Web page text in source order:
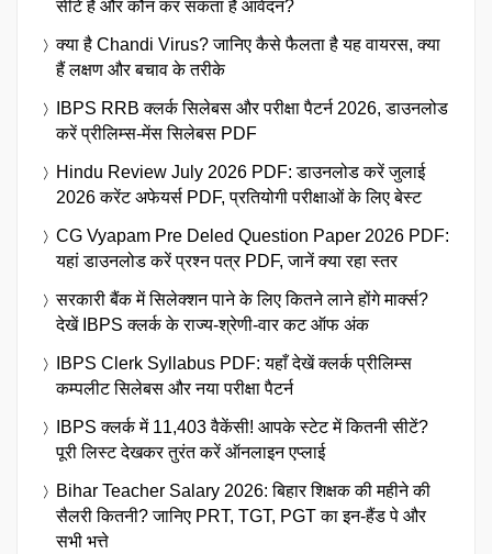
सीटें हैं और कौन कर सकता है आवेदन?
क्या है Chandi Virus? जानिए कैसे फैलता है यह वायरस, क्या
हैं लक्षण और बचाव के तरीके
IBPS RRB क्लर्क सिलेबस और परीक्षा पैटर्न 2026, डाउनलोड
करें प्रीलिम्स-मेंस सिलेबस PDF
Hindu Review July 2026 PDF: डाउनलोड करें जुलाई
2026 करेंट अफेयर्स PDF, प्रतियोगी परीक्षाओं के लिए बेस्ट
CG Vyapam Pre Deled Question Paper 2026 PDF:
यहां डाउनलोड करें प्रश्न पत्र PDF, जानें क्या रहा स्तर
सरकारी बैंक में सिलेक्शन पाने के लिए कितने लाने होंगे मार्क्स?
देखें IBPS क्लर्क के राज्य-श्रेणी-वार कट ऑफ अंक
IBPS Clerk Syllabus PDF: यहाँ देखें क्लर्क प्रीलिम्स
कम्पलीट सिलेबस और नया परीक्षा पैटर्न
IBPS क्लर्क में 11,403 वैकेंसी! आपके स्टेट में कितनी सीटें?
पूरी लिस्ट देखकर तुरंत करें ऑनलाइन एप्लाई
Bihar Teacher Salary 2026: बिहार शिक्षक की महीने की
सैलरी कितनी? जानिए PRT, TGT, PGT का इन-हैंड पे और
सभी भत्ते